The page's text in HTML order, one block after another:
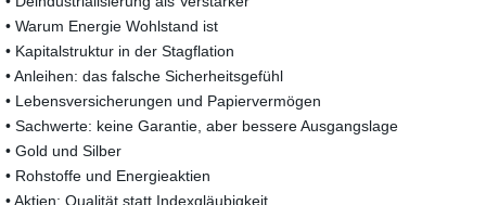
• Warum Energie Wohlstand ist
• Kapitalstruktur in der Stagflation
• Anleihen: das falsche Sicherheitsgefühl
• Lebensversicherungen und Papiervermögen
• Sachwerte: keine Garantie, aber bessere Ausgangslage
• Gold und Silber
• Rohstoffe und Energieaktien
• Aktien: Qualität statt Indexgläubigkeit